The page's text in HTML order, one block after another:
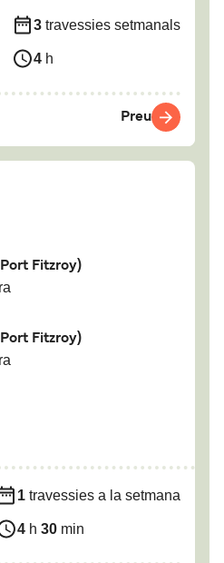
3 travessies setmanals
4 h
Preu
Fitzroy)
Fitzroy)
1 travessies a la setmana
4 h 30 min